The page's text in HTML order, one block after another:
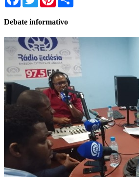
Debate informativo